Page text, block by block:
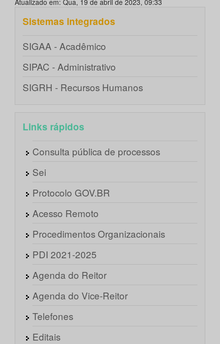
Atualizado em: Qua, 19 de abril de 2023, 09:33
Sistemas integrados
SIGAA - Acadêmico
SIPAC - Administrativo
SIGRH - Recursos Humanos
Links rápidos
Consulta pública de processos
Sei
Protocolo GOV.BR
Acesso Remoto
Procedimentos Organizacionais
PDI 2021-2025
Agenda do Reitor
Agenda do Vice-Reitor
Telefones
Editais